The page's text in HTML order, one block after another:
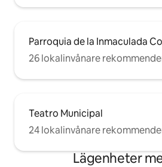
Parroquia de la Inmaculada
26 lokalinvånare
Teatro Municipal
24 lokalinvånare
Lägenheter